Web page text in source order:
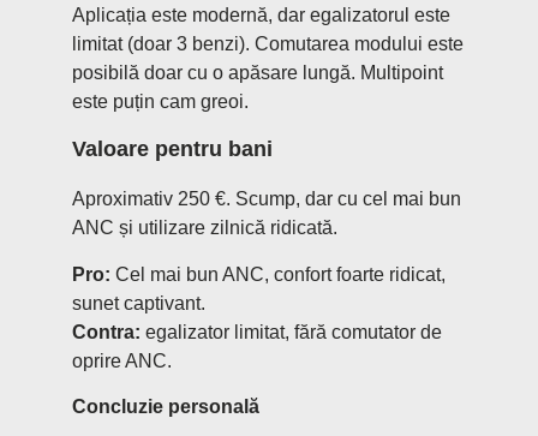
Aplicația este modernă, dar egalizatorul este
limitat (doar 3 benzi). Comutarea modului este
posibilă doar cu o apăsare lungă. Multipoint
este puțin cam greoi.
Valoare pentru bani
Aproximativ 250 €. Scump, dar cu cel mai bun
ANC și utilizare zilnică ridicată.
Pro: Cel mai bun ANC, confort foarte ridicat,
sunet captivant.
Contra: egalizator limitat, fără comutator de
oprire ANC.
Concluzie personală